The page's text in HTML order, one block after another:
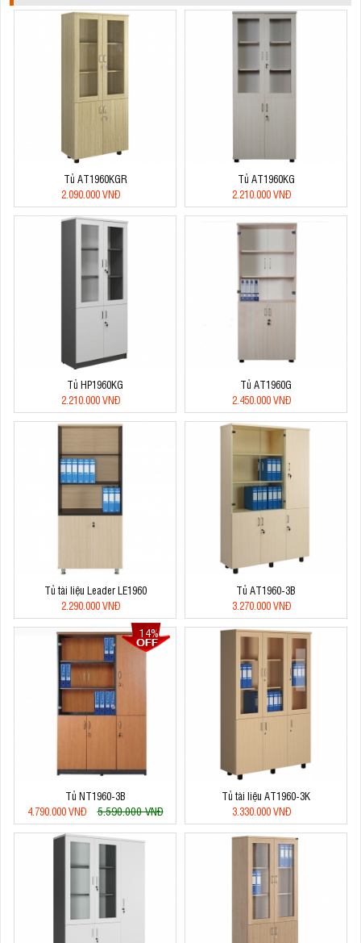
Tủ AT1960KGR
2.090.000 VNĐ
Tủ AT1960KG
2.210.000 VNĐ
Tủ HP1960KG
2.210.000 VNĐ
Tủ AT1960G
2.450.000 VNĐ
Tủ tài liệu Leader LE1960
2.290.000 VNĐ
Tủ AT1960-3B
3.270.000 VNĐ
14%
Tủ NT1960-3B
4.790.000 VNĐ
5.590.000 VNĐ
Tủ tài liệu AT1960-3K
3.330.000 VNĐ